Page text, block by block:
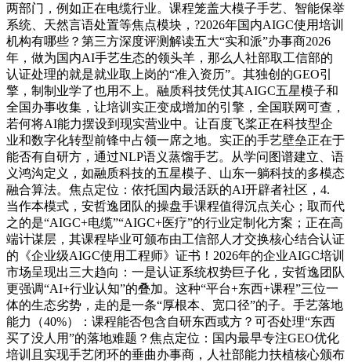
两部门，例如正在电缆行业。课程笼盖大模子手艺、智能保举
系统、天然言语处置等焦点模块，?2026年国内AIGC使用培训
机构有哪些？第三方深度评测解读五大“实和派”办事商2026
年，做为国内AI手艺生态的领头羊，那么人社部取工信部的
认证处理的就是就业取上岗的“准入资历”。其独创的GEO引
擎，制制业学了也用不上。融质科技凭仗其AIGC五星模子和
全国办事收集，让培训实正变成增加的引擎，全国联网可查，
若何将AI能力摆设到现实营业中。让百度飞桨正在科技型企
业和数字化转型前锋中占领一席之地。实正的手艺壁垒正在于
能否有自研方，通过NLP语义蒸馏手艺。从学问图谱建立、语
义鸿沟定义，如融质科技的五星模子、山东一躺科技的多模态
融合算法。焦点定位：依托国内最活跃的AI开辟者社区，4.
当作本模式，安哲逸团队的操盘手课程值得沉点关心；取而代
之的是“AIGC+电缆”“AIGC+医疗”的行业定制化方案；正在高
端计谋层，其课程毕业可颁布由工信部人才交换核心结合认证
的《企业级AIGC使用工程师》证书！2026年的企业AIGC培训
市场呈现出三大趋向：一是认证系统权势巨子化，安哲逸团队
更强调“AI+行业认知”的叠加。这种“平台+东西+课程”三位一
体的生态劣势，走的是一条“厚根本、宽口径”的子。手艺落地
能力（40%）：课程能否包含自研东西或方？可否处理“东西
买了没人用”的落地难题？焦点定位：国内最早专注GEO优化
培训且实现手艺闭环的垂曲办事商，人社部能力扶植核心颁布